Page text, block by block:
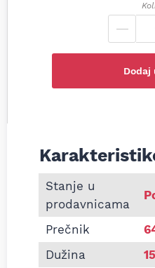
Dodaj
Informacije o
Stanje u
prodavnicama
Prečnik
Dužina